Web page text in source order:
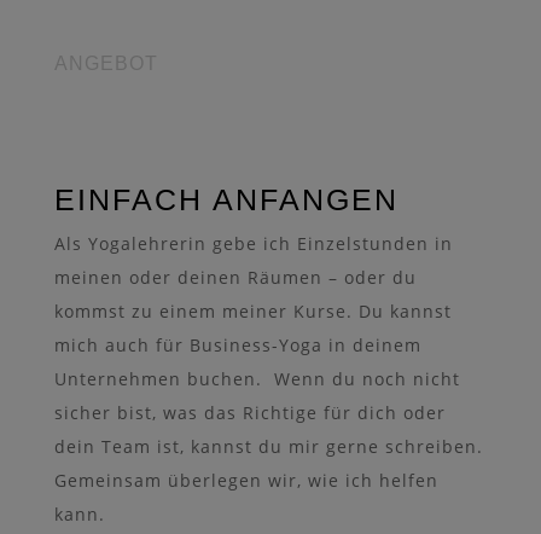
ANGEBOT
EINFACH ANFANGEN
Als Yogalehrerin gebe ich Einzelstunden in
meinen oder deinen Räumen – oder du
kommst zu einem meiner Kurse. Du kannst
mich auch für Business-Yoga in deinem
Unternehmen buchen. Wenn du noch nicht
sicher bist, was das Richtige für dich oder
dein Team ist, kannst du mir gerne schreiben.
Gemeinsam überlegen wir, wie ich helfen
kann.